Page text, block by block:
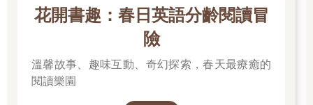
花開書趣：春日英語分齡閱讀冒
險
溫馨故事、趣味互動、奇幻探索，春天最療癒的
閱讀樂園